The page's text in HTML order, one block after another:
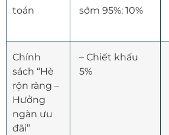
toán
sớm 95%: 10%
Chính
sách “Hè
rộn ràng –
Hưởng
ngàn ưu
đãi”
– Chiết khấu
5%